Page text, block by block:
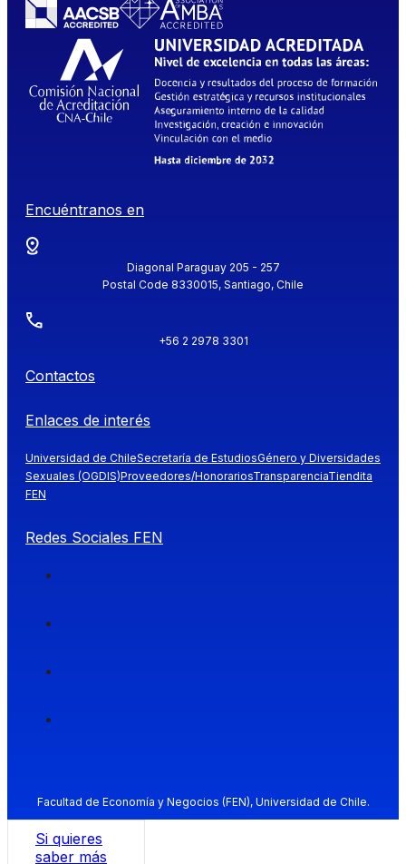
Encuéntranos en
Diagonal Paraguay 205 - 257
Postal Code 8330015, Santiago, Chile
+56 2 2978 3301
Contactos
Enlaces de interés
Universidad de ChileSecretaría de EstudiosGénero y Diversidades
Sexuales (OGDIS)Proveedores/HonorariosTransparenciaTiendita
FEN
Redes Sociales FEN
Facultad de Economía y Negocios (FEN), Universidad de Chile.
Si quieres
saber más